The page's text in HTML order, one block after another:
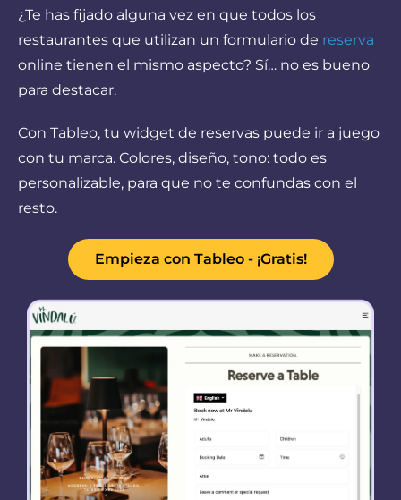
¿Te has fijado alguna vez en que todos los
restaurantes que utilizan un formulario de reserva
online tienen el mismo aspecto? Sí… no es bueno
para destacar.
Con Tableo, tu widget de reservas puede ir a juego
con tu marca. Colores, diseño, tono: todo es
personalizable, para que no te confundas con el
resto.
Empieza con Tableo - ¡Gratis!